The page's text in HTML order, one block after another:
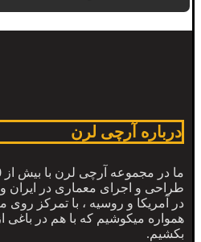
درباره آرچی لرن
طراحی و اجرای معماری در ایران
در آمریکا و روسیه ، با تمرکز روی
همواره میکوشیم که با هم در
بکشیم.